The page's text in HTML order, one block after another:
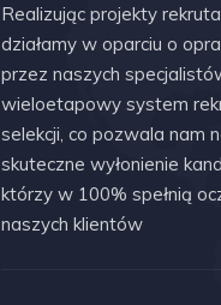
Realizując projekty
działamy w oparciu o
przez naszych
wieloetapowy system
selekcji, co pozwala nam
skuteczne wyłonienie
którzy w 100% spełnią
naszych klientów